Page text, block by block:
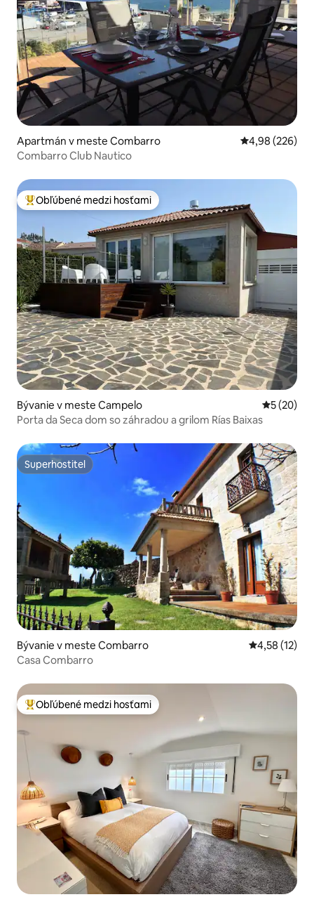
Apartmán v meste Combarro Priemerné
4,98 (226)
Combarro Club Nautico
Najobľúbenejšie medzi hosťami
Obľúbené medzi hosťami
Bývanie v meste Campelo
5 (20)
Porta da Seca dom so záhradou a grilom Rías Baixas
Superhostiteľ
Superhostiteľ
Bývanie v meste Combarro Priemerné
4,58 (12)
Casa Combarro
Najobľúbenejšie medzi hosťami
Obľúbené medzi hosťami